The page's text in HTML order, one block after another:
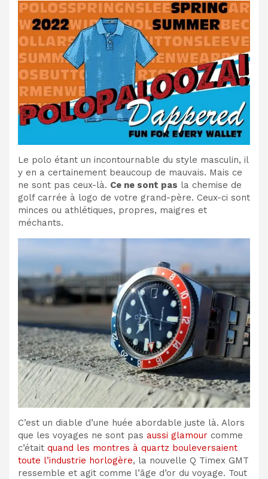
Le polo étant un incontournable du style masculin, il
y en a certainement beaucoup de mauvais. Mais ce
ne sont pas ceux-là. Ce ne sont pas la chemise de
golf carrée à logo de votre grand-père. Ceux-ci sont
minces ou athlétiques, propres, maigres et
méchants.
C’est un diable d’une huée abordable juste là. Alors
que les voyages ne sont pas aussi glamour comme
c’était quand les montres à quartz bouleversaient
toute l’industrie horlogère, la nouvelle Q Timex GMT
ressemble et agit comme l’âge d’or du voyage. Tout